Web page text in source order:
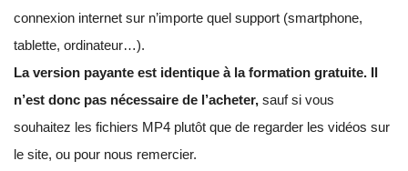
connexion internet sur n’importe quel support (smartphone,
tablette, ordinateur…).
La version payante est identique à la formation gratuite. Il
n’est donc pas nécessaire de l’acheter, sauf si vous
souhaitez les fichiers MP4 plutôt que de regarder les vidéos sur
le site, ou pour nous remercier.